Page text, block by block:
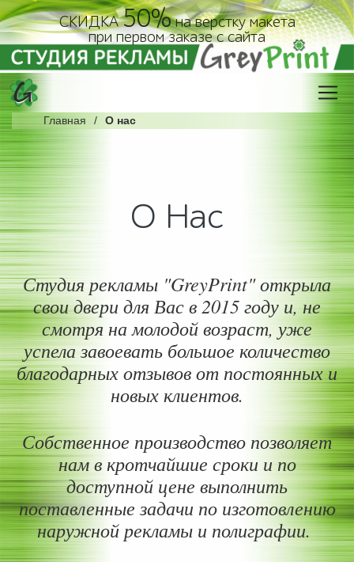
СКИДКА50%на верстку макета
при первом заказе с сайта
Главная О нас
О Нас
Студия рекламы "GreyPrint" открыла
свои двери для Вас в 2015 году и, не
смотря на молодой возраст, уже
успела завоевать большое количество
благодарных отзывов от постоянных и
новых клиентов.
Собственное производство позволяет
нам в кротчайшие сроки и по
доступной цене выполнить
поставленные задачи по изготовлению
наружной рекламы и полиграфии. ​